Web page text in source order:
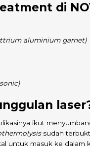
di
aluminium garnet)
ikut
sudah
untuk masuk ke